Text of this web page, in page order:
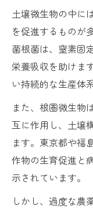
土壌微生物の中に
を促進するものが
菌根菌は、窒素固
栄養吸収を助けま
い持続的な生産体
また、根圏微生物
互に作用し、土壌
ます。東京都や福
作物の生育促進と
示されています。
しかし、過度な農